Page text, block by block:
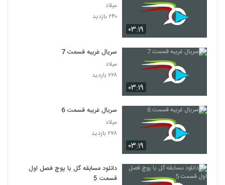
۰۳:۱۹
میلاد
۲۴۰ بازدید
۰۳:۱۹
سریال غریبه قسمت 7
میلاد
۲۲۸ بازدید
۰۳:۱۹
سریال غریبه قسمت 6
میلاد
۲۷۸ بازدید
دانلود مسابقه گل یا پوچ فصل اول
قسمت 5